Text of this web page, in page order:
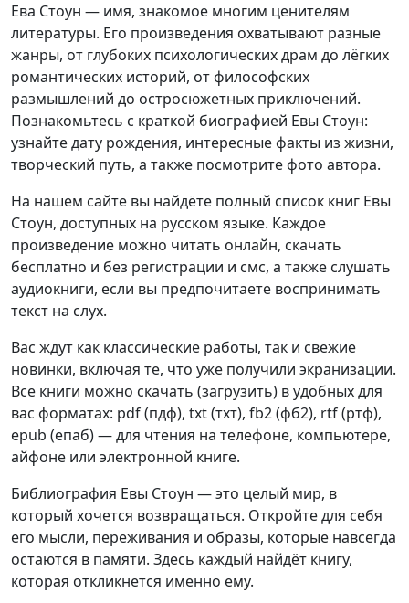
Ева Стоун — имя, знакомое многим ценителям
литературы. Его произведения охватывают разные
жанры, от глубоких психологических драм до лёгких
романтических историй, от философских
размышлений до остросюжетных приключений.
Познакомьтесь с краткой биографией Евы Стоун:
узнайте дату рождения, интересные факты из жизни,
творческий путь, а также посмотрите фото автора.
На нашем сайте вы найдёте полный список книг Евы
Стоун, доступных на русском языке. Каждое
произведение можно читать онлайн, скачать
бесплатно и без регистрации и смс, а также слушать
аудиокниги, если вы предпочитаете воспринимать
текст на слух.
Вас ждут как классические работы, так и свежие
новинки, включая те, что уже получили экранизации.
Все книги можно скачать (загрузить) в удобных для
вас форматах: pdf (пдф), txt (тхт), fb2 (фб2), rtf (ртф),
epub (епаб) — для чтения на телефоне, компьютере,
айфоне или электронной книге.
Библиография Евы Стоун — это целый мир, в
который хочется возвращаться. Откройте для себя
его мысли, переживания и образы, которые навсегда
остаются в памяти. Здесь каждый найдёт книгу,
которая откликнется именно ему.